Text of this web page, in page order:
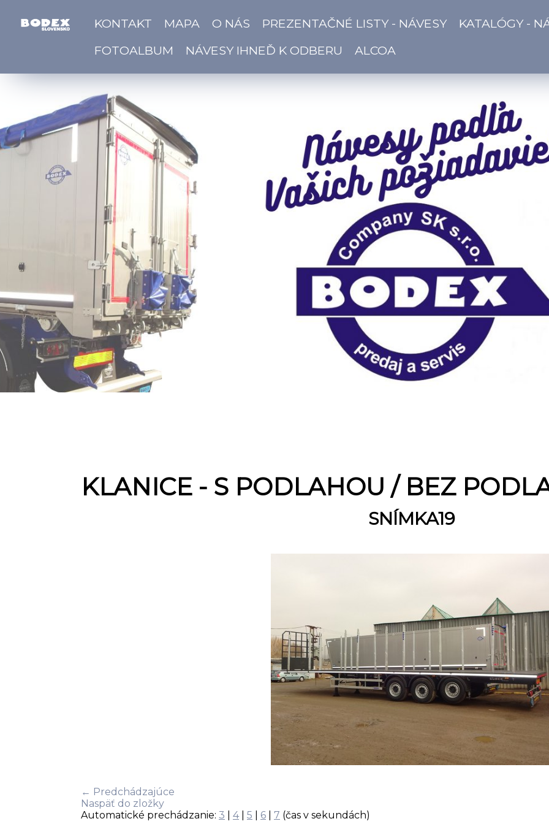
KONTAKT MAPA O NÁS PREZENTAČNÉ LISTY - NÁVESY
KATALÓGY -
FOTOALBUM
NÁVESY IHNEĎ K ODBERU ALCOA
KLANICE - S PODLAHOU / BEZ
SNÍMKA19
← Predchádzajúce
Naspäť do zložky
Automatické prechádzanie: 3 4| 5 6 7 (čas v sekundách)